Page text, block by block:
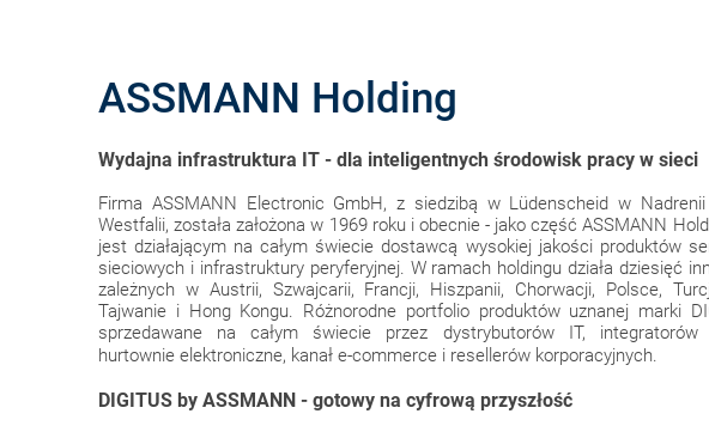
ASSMANN Holding
Wydajna infrastruktura IT - dla inteligentnych środowisk pracy w sieci
Firma ASSMANN Electronic GmbH, z siedzibą w Lüdenscheid w Nadrenii
Westfalii, została założona w 1969 roku i obecnie - jako część ASSMANN
jest działającym na całym świecie dostawcą wysokiej jakości produktów
sieciowych i infrastruktury peryferyjnej. W ramach holdingu działa dziesięć
zależnych w Austrii, Szwajcarii, Francji, Hiszpanii, Chorwacji, Polsce,
Tajwanie i Hong Kongu. Różnorodne portfolio produktów uznanej marki
sprzedawane na całym świecie przez dystrybutorów IT, integratorów
hurtownie elektroniczne, kanał e-commerce i resellerów korporacyjnych.
DIGITUS by ASSMANN - gotowy na cyfrową przyszłość